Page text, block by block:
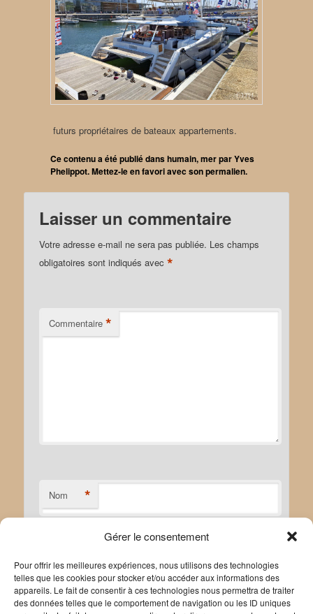
Gérer le consentement
Pour offrir les meilleures expériences, nous utilisons des technologies
telles que les cookies pour stocker et/ou accéder aux informations des
appareils. Le fait de consentir à ces technologies nous permettra de traiter
des données telles que le comportement de navigation ou les ID uniques
futurs propriétaires de bateaux appartements.
Ce contenu a été publié danshumain,merparYves
Phelippot. Mettez-le en favori avec sonpermalien.
Laisser un commentaire
Votre adresse e-mail ne sera pas publiée. Les champs
obligatoires sont indiqués avec*
Commentaire *
Nom *
E-mail *